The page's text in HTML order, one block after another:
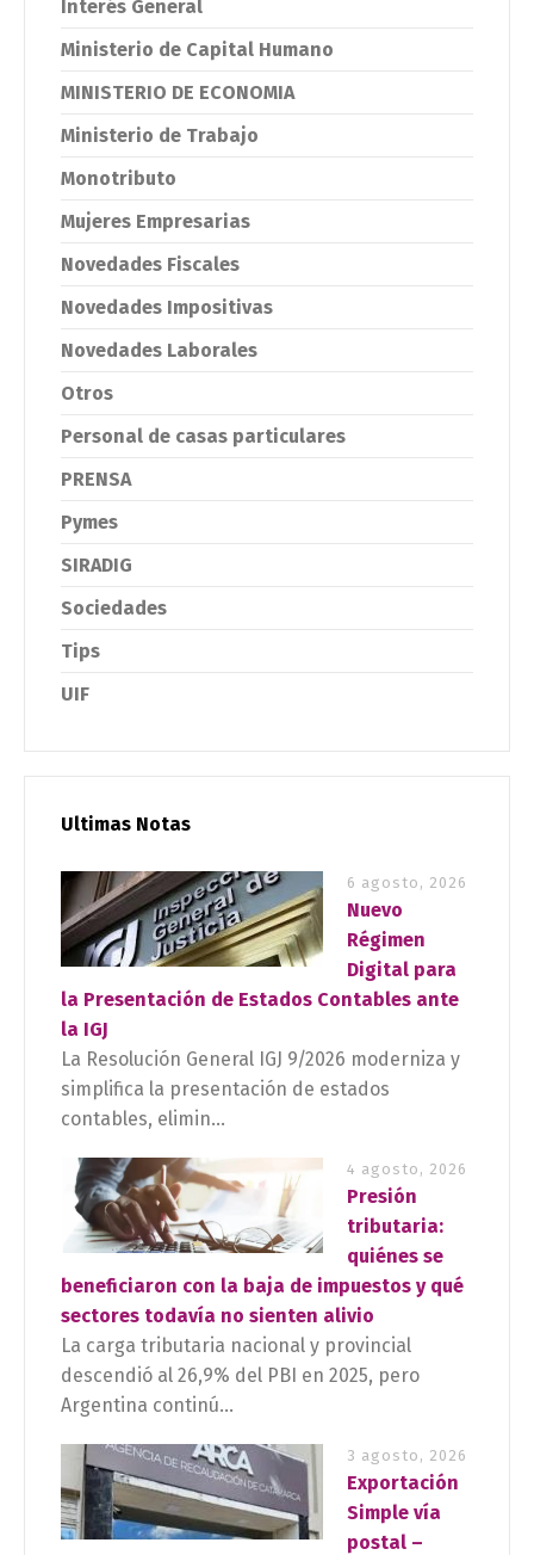
Interés General
Ministerio de Capital Humano
MINISTERIO DE ECONOMIA
Ministerio de Trabajo
Monotributo
Mujeres Empresarias
Novedades Fiscales
Novedades Impositivas
Novedades Laborales
Otros
Personal de casas particulares
PRENSA
Pymes
SIRADIG
Sociedades
Tips
UIF
Ultimas Notas
6 agosto, 2026
Nuevo
Régimen
Digital para
la Presentación de Estados Contables ante
la IGJ
La Resolución General IGJ 9/2026 moderniza y
simplifica la presentación de estados
contables, elimin...
4 agosto, 2026
Presión
tributaria:
quiénes se
beneficiaron con la baja de impuestos y qué
sectores todavía no sienten alivio
La carga tributaria nacional y provincial
descendió al 26,9% del PBI en 2025, pero
Argentina continú...
3 agosto, 2026
Exportación
Simple vía
postal –